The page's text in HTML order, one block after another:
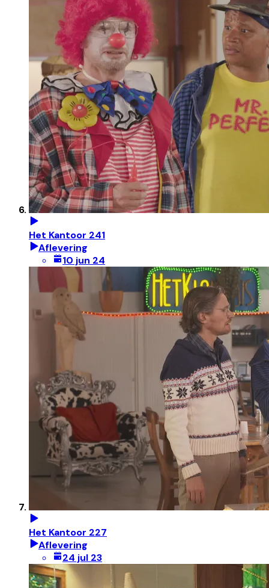
Het Kantoor 241
Aflevering
10 jun 24
Het Kantoor 227
Aflevering
24 jul 23